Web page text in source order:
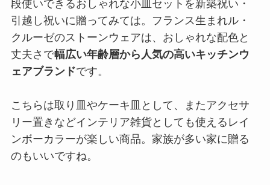
段使いできるおしゃれな小皿セットを新築祝い・
引越し祝いに贈ってみては。フランス生まれル・
クルーゼのストーンウェアは、おしゃれな配色と
丈夫さで幅広い年齢層から人気の高いキッチンウ
ェアブランドです。
こちらは取り皿やケーキ皿として、またアクセサ
リー置きなどインテリア雑貨としても使えるレイ
ンボーカラーが楽しい商品。家族が多い家に贈る
のもいいですね。